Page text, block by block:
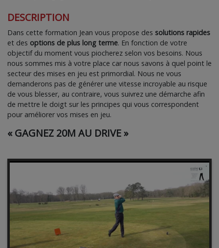
DESCRIPTION
Dans cette formation Jean vous propose des solutions rapides
et des options de plus long terme. En fonction de votre
objectif du moment vous piocherez selon vos besoins. Nous
nous sommes mis à votre place car nous savons à quel point le
secteur des mises en jeu est primordial. Nous ne vous
demanderons pas de générer une vitesse incroyable au risque
de vous blesser, au contraire, vous suivrez une démarche afin
de mettre le doigt sur les principes qui vous correspondent
pour améliorer vos mises en jeu.
« GAGNEZ 20M AU DRIVE »